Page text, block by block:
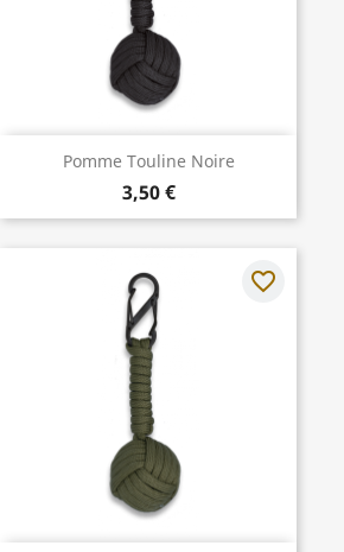
Pomme Touline Noire
3,50 €
favorite_border